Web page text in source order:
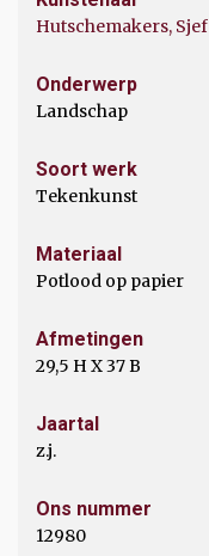
Hutschemakers, Sjef
Onderwerp
Landschap
Soort werk
Tekenkunst
Materiaal
Potlood op papier
Afmetingen
29,5 H X 37 B
Jaartal
z.j.
Ons nummer
12980